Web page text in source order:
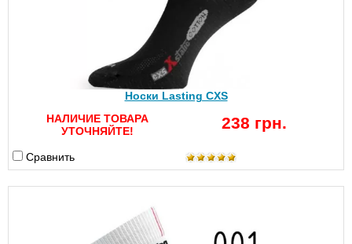
Носки Lasting CXS
НАЛИЧИЕ ТОВАРА
УТОЧНЯЙТЕ!
238 грн.
Сравнить